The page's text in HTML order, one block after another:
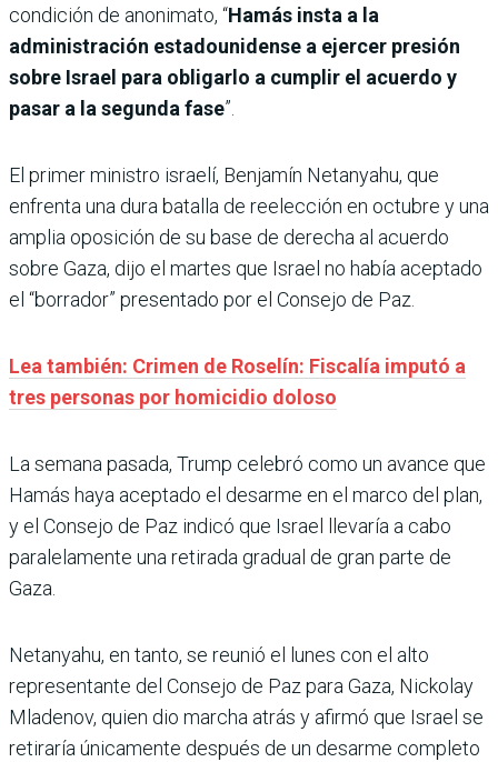
condición de anonimato, “Hamás insta a la
administración estadounidense a ejercer presión
sobre Israel para obligarlo a cumplir el acuerdo y
pasar a la segunda fase”.
El primer ministro israelí, Benjamín Netanyahu, que
enfrenta una dura batalla de reelección en octubre y una
amplia oposición de su base de derecha al acuerdo
sobre Gaza, dijo el martes que Israel no había aceptado
el “borrador” presentado por el Consejo de Paz.
Lea también: Crimen de Roselín: Fiscalía imputó a
tres personas por homicidio doloso
La semana pasada, Trump celebró como un avance que
Hamás haya aceptado el desarme en el marco del plan,
y el Consejo de Paz indicó que Israel llevaría a cabo
paralelamente una retirada gradual de gran parte de
Gaza.
Netanyahu, en tanto, se reunió el lunes con el alto
representante del Consejo de Paz para Gaza, Nickolay
Mladenov, quien dio marcha atrás y afirmó que Israel se
retiraría únicamente después de un desarme completo